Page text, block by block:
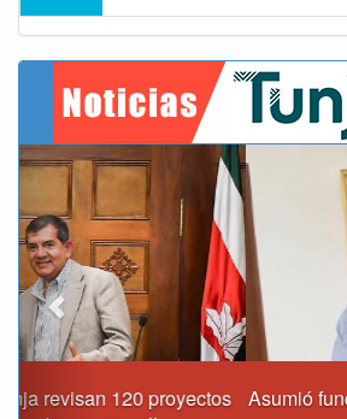
Asumió funciones nuevo secretario
Previous